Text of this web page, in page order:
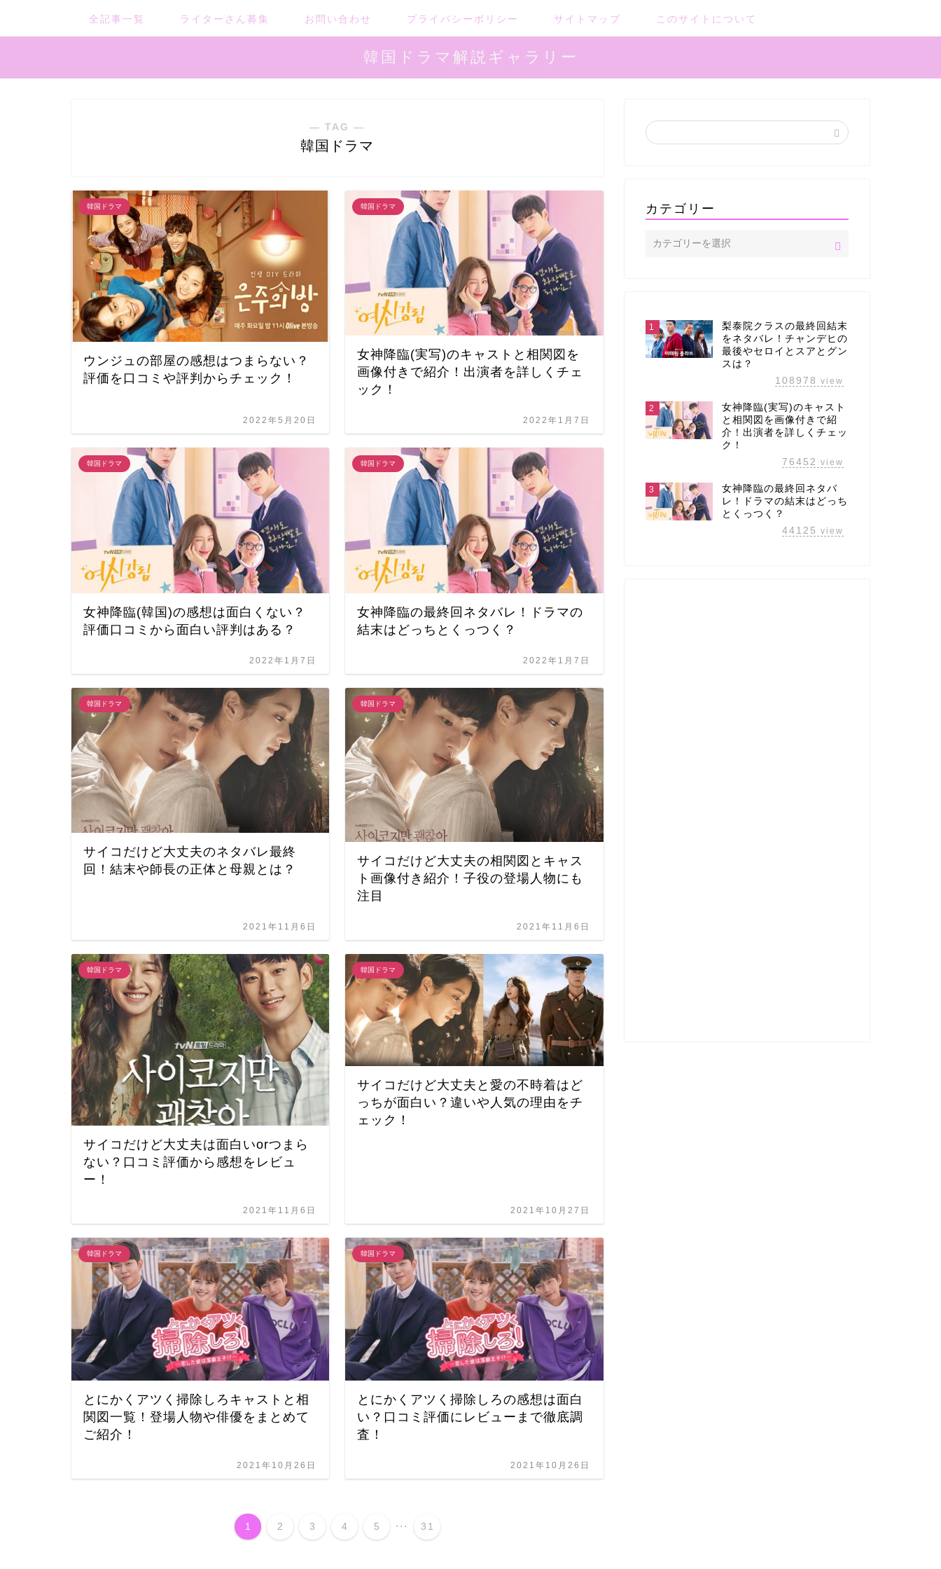
全記事一覧 ライターさん募集 お問い合わせ プライバシーポリシー サイトマップ このサイトについて
韓国ドラマ解説ギャラリー
― TAG ―
韓国ドラマ
韓国ドラマ
ウンジュの部屋の感想はつまらない？
評価を口コミや評判からチェック！
2022年5月20日
韓国ドラマ
女神降臨(実写)のキャストと相関図を
画像付きで紹介！出演者を詳しくチェ
ック！
2022年1月7日
韓国ドラマ
女神降臨(韓国)の感想は面白くない？
評価口コミから面白い評判はある？
2022年1月7日
韓国ドラマ
女神降臨の最終回ネタバレ！ドラマの
結末はどっちとくっつく？
2022年1月7日
韓国ドラマ
サイコだけど大丈夫のネタバレ最終
回！結末や師長の正体と母親とは？
2021年11月6日
韓国ドラマ
サイコだけど大丈夫の相関図とキャス
ト画像付き紹介！子役の登場人物にも
注目
2021年11月6日
韓国ドラマ
サイコだけど大丈夫は面白いorつまら
ない？口コミ評価から感想をレビュ
ー！
2021年11月6日
韓国ドラマ
サイコだけど大丈夫と愛の不時着はど
っちが面白い？違いや人気の理由をチ
ェック！
2021年10月27日
韓国ドラマ
とにかくアツく掃除しろキャストと相
関図一覧！登場人物や俳優をまとめて
ご紹介！
2021年10月26日
韓国ドラマ
とにかくアツく掃除しろの感想は面白
い？口コミ評価にレビューまで徹底調
査！
2021年10月26日
1 2 3 4 5 ... 31
カテゴリー
1
梨泰院クラスの最終回結末
をネタバレ！チャンデヒの
最後やセロイとスアとグン
スは？
108978 view
2
女神降臨(実写)のキャスト
と相関図を画像付きで紹
介！出演者を詳しくチェッ
ク！
76452 view
3
女神降臨の最終回ネタバ
レ！ドラマの結末はどっち
とくっつく？
44125 view